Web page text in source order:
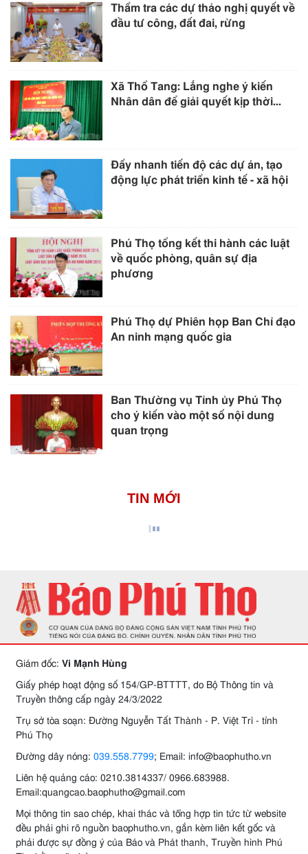
Thẩm tra các dự thảo nghị quyết về
đầu tư công, đất đai, rừng
Xã Thổ Tang: Lắng nghe ý kiến
Nhân dân để giải quyết kịp thời...
Đẩy nhanh tiến độ các dự án, tạo
động lực phát triển kinh tế - xã hội
Phú Thọ tổng kết thi hành các luật
về quốc phòng, quân sự địa
phương
Phú Thọ dự Phiên họp Ban Chỉ đạo
An ninh mạng quốc gia
Ban Thường vụ Tỉnh ủy Phú Thọ
cho ý kiến vào một số nội dung
quan trọng
TIN MỚI
Giám đốc: Vi Mạnh Hùng
Giấy phép hoạt động số 154/GP-BTTTT, do Bộ Thông tin và
Truyền thông cấp ngày 24/3/2022
Trụ sở tòa soạn: Đường Nguyễn Tất Thành - P. Việt Trì - tỉnh
Phú Thọ
Đường dây nóng: 039.558.7799; Email: info@baophutho.vn
Liên hệ quảng cáo: 0210.3814337/ 0966.683988.
Email:quangcao.baophutho@gmail.com
Mọi thông tin sao chép, khai thác và tổng hợp tin tức từ website
đều phải ghi rõ nguồn baophutho.vn, gắn kèm liên kết gốc và
phải được sự đồng ý của Báo và Phát thanh, Truyền hình Phú